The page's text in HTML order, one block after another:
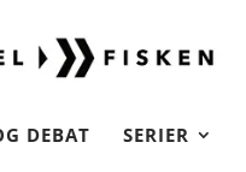
DEBAT SERIER